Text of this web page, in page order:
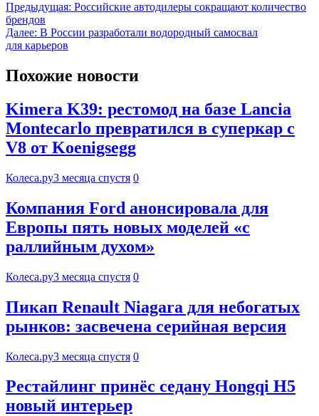
Предыдущая: Российские автодилеры сокращают количество
брендов
Далее: В России разработали водородный самосвал
для карьеров
Похожие новости
Kimera K39: рестомод на базе Lancia
Montecarlo превратился в суперкар с
V8 от Koenigsegg
Колеса.ру3 месяца спустя 0
Компания Ford анонсировала для
Европы пять новых моделей «с
раллийным духом»
Колеса.ру3 месяца спустя 0
Пикап Renault Niagara для небогатых
рынков: засвечена серийная версия
Колеса.ру3 месяца спустя 0
Рестайлинг принёс седану Hongqi H5
новый интерьер